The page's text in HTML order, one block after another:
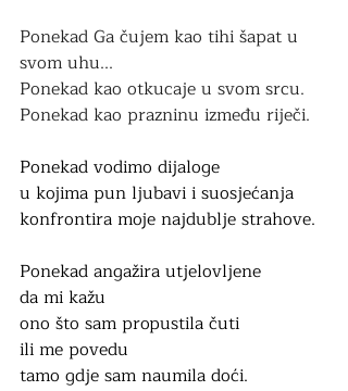
Ponekad Ga čujem kao tihi šapat u
svom uhu...
Ponekad kao otkucaje u svom srcu.
Ponekad kao prazninu između riječi.
Ponekad vodimo dijaloge
u kojima pun ljubavi i suosjećanja
konfrontira moje najdublje strahove.
Ponekad angažira utjelovljene
da mi kažu
ono što sam propustila čuti
ili me povedu
tamo gdje sam naumila doći.